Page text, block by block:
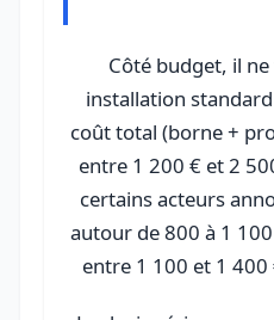
Côté budget, il
installation
coût total (borne +
entre 1 200 € et 2
certains acteurs
autour de 800 à 1
entre 1 100 et 1